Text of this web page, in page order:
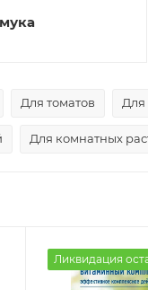
Для томатов Для
Для комнатных
Ликвидация